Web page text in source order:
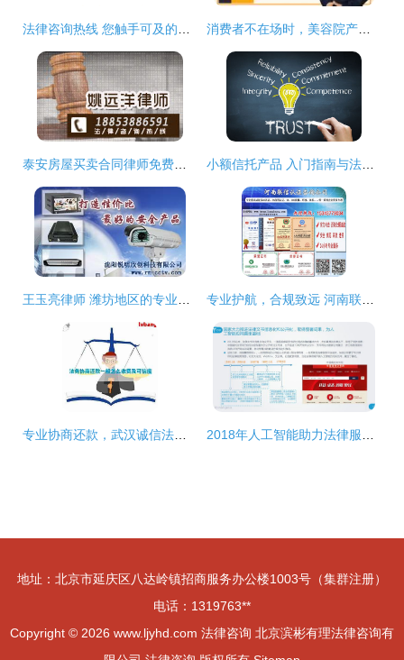
地址：北京市延庆区八达岭镇招商服务办公楼1003号（集群注册）
电话：1319763**
Copyright © 2026 www.ljyhd.com 法律咨询 北京滨彬有理法律咨询有